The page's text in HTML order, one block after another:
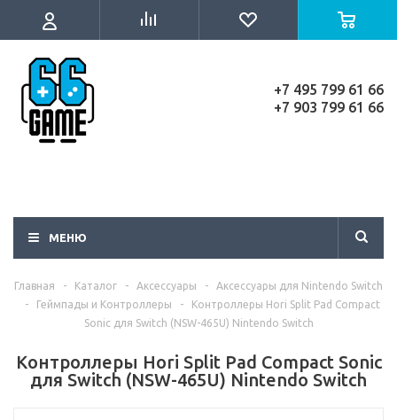
+7 495 799 61 66
+7 903 799 61 66
МЕНЮ
Главная - Каталог - Аксессуары -
Аксессуары для Nintendo Switch
-
Геймпады и Контроллеры -
Контроллеры Hori Split Pad Compact
Sonic для Switch (NSW-465U) Nintendo Switch
Контроллеры Hori Split Pad Compact Sonic
для Switch (NSW-465U) Nintendo Switch